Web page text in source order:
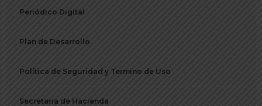
Periódico Digital
Plan de Desarrollo
Política de Seguridad y Termino de Uso
Secretaria de Hacienda